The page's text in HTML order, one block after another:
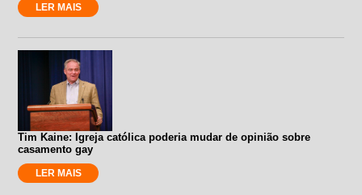
LER MAIS
Tim Kaine: Igreja católica poderia mudar de opinião sobre
casamento gay
LER MAIS